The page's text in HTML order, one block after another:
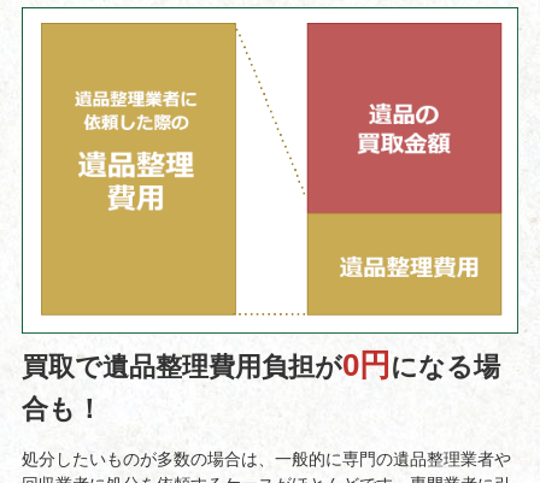
買取で遺品整理費用負担が0円 になる場
合も！
処分したいものが多数の場合は、一般的に専門の遺品整理業者や